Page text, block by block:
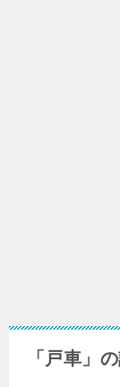
「戸車」